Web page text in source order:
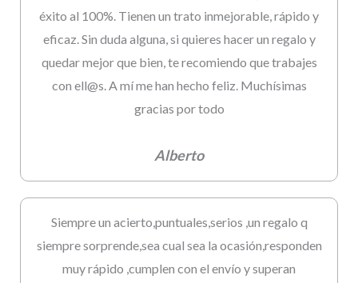
éxito al 100%. Tienen un trato inmejorable, rápido y
eficaz. Sin duda alguna, si quieres hacer un regalo y
quedar mejor que bien, te recomiendo que trabajes
con ell@s. A mí me han hecho feliz. Muchísimas
gracias por todo
Alberto
Siempre un acierto,puntuales,serios ,un regalo q
siempre sorprende,sea cual sea la ocasión,responden
muy rápido ,cumplen con el envío y superan